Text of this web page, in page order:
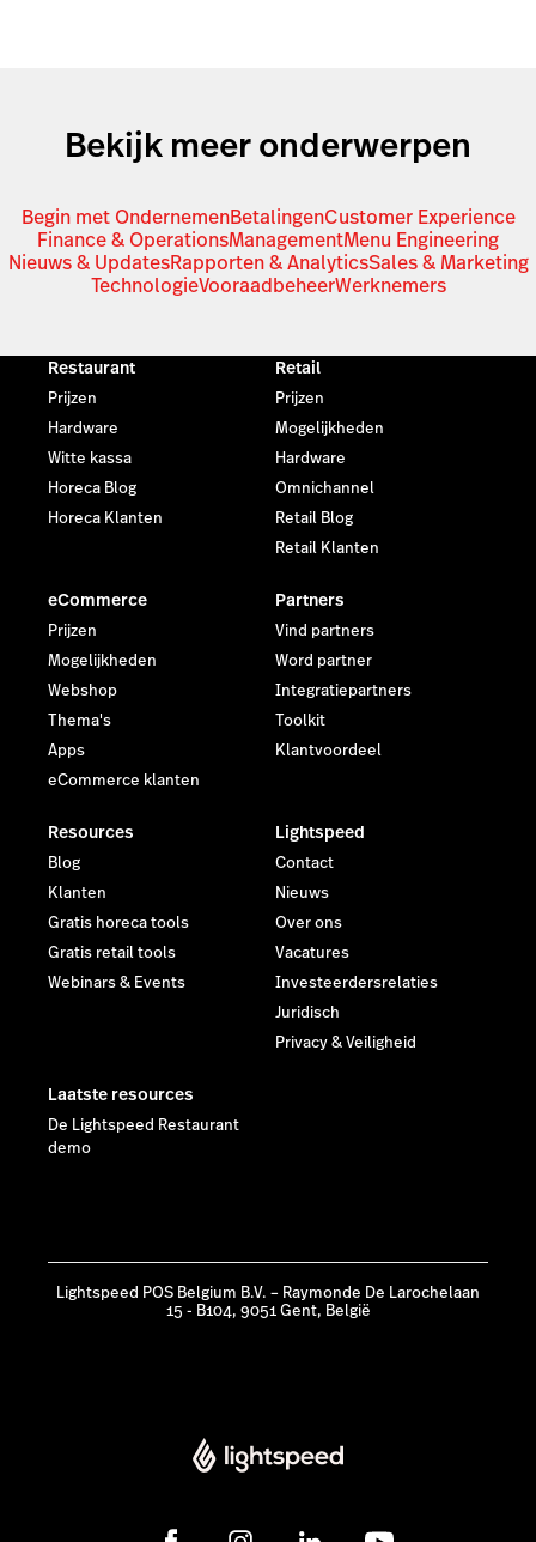
Bekijk meer onderwerpen
Begin met OndernemenBetalingenCustomer Experience
Finance & OperationsManagementMenu Engineering
Nieuws & UpdatesRapporten & AnalyticsSales & Marketing
TechnologieVooraadbeheerWerknemers
Restaurant
Prijzen
Hardware
Witte kassa
Horeca Blog
Horeca Klanten
Retail
Prijzen
Mogelijkheden
Hardware
Omnichannel
Retail Blog
Retail Klanten
eCommerce
Prijzen
Mogelijkheden
Webshop
Thema's
Apps
eCommerce klanten
Partners
Vind partners
Word partner
Integratiepartners
Toolkit
Klantvoordeel
Resources
Blog
Klanten
Gratis horeca tools
Gratis retail tools
Webinars & Events
Lightspeed
Contact
Nieuws
Over ons
Vacatures
Investeerdersrelaties
Juridisch
Privacy & Veiligheid
Laatste resources
De Lightspeed Restaurant
demo
Lightspeed POS Belgium B.V. – Raymonde De Larochelaan
15 - B104, 9051 Gent, België